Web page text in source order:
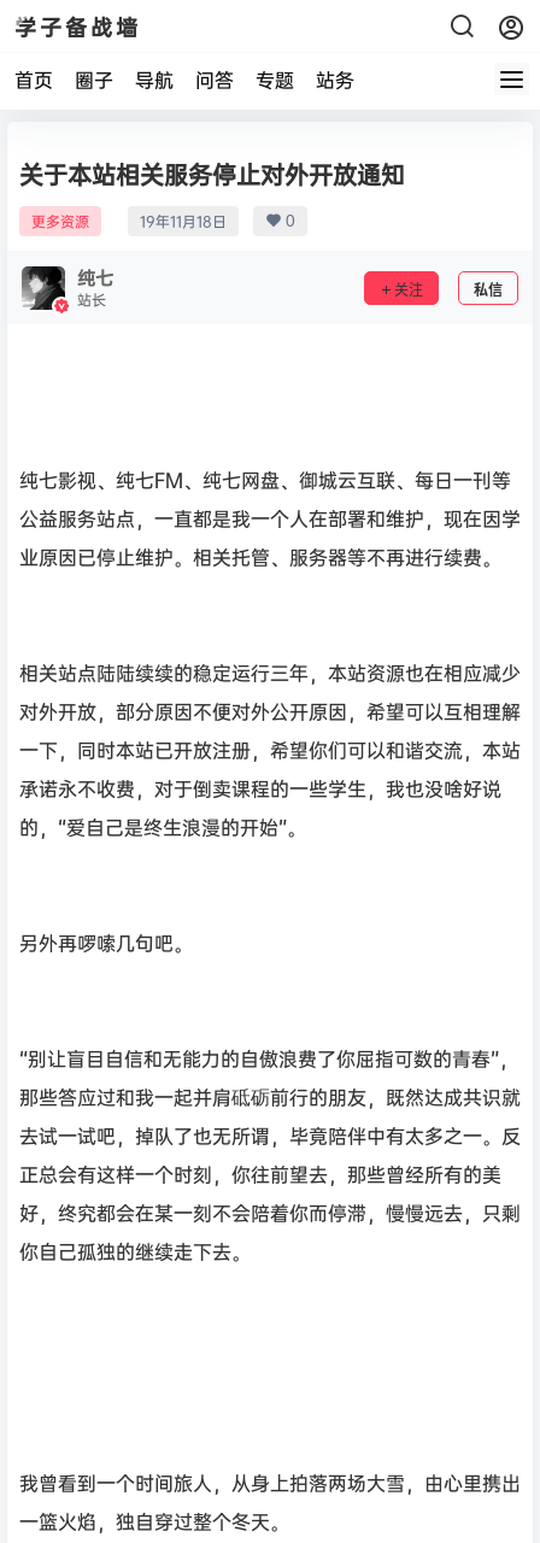
学子备战墙
首页 圈子 导航 问答 专题 站务
关于本站相关服务停止对外开放通知
更多资源 19年11月18日 0
纯七
站长 关注 私信
纯七影视、纯七FM、纯七网盘、御城云互联、每日一刊等
公益服务站点，一直都是我一个人在部署和维护，现在因学
业原因已停止维护。相关托管、服务器等不再进行续费。
相关站点陆陆续续的稳定运行三年，本站资源也在相应减少
对外开放，部分原因不便对外公开原因，希望可以互相理解
一下，同时本站已开放注册，希望你们可以和谐交流，本站
承诺永不收费，对于倒卖课程的一些学生，我也没啥好说
的，“爱自己是终生浪漫的开始”。
另外再啰嗦几句吧。
“别让盲目自信和无能力的自傲浪费了你屈指可数的青春”，
那些答应过和我一起并肩砥砺前行的朋友，既然达成共识就
去试一试吧，掉队了也无所谓，毕竟陪伴中有太多之一。反
正总会有这样一个时刻，你往前望去，那些曾经所有的美
好，终究都会在某一刻不会陪着你而停滞，慢慢远去，只剩
你自己孤独的继续走下去。
我曾看到一个时间旅人，从身上拍落两场大雪，由心里携出
一篮火焰，独自穿过整个冬天。